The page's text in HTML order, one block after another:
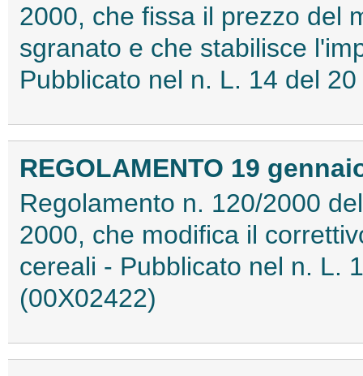
2000, che fissa il prezzo del
sgranato e che stabilisce
Pubblicato nel n. L. 14 del
REGOLAMENTO 19
Regolamento n. 120/2000
2000, che modifica il
cereali - Pubblicato nel n. L.
(00X02422)